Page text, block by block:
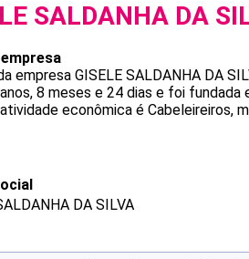
SALDANHA DA
empresa GISELE SALDANHA DA
8 meses e 24 dias e foi
econômica é Cabeleireiros,
DA SILVA